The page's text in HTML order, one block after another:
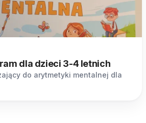
dla dzieci 3-4 letnich
do arytmetyki mentalnej dla